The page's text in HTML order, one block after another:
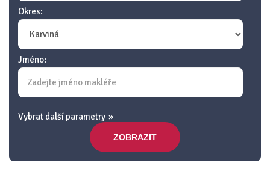
Okres:
Jméno:
Vybrat další parametry
ZOBRAZIT